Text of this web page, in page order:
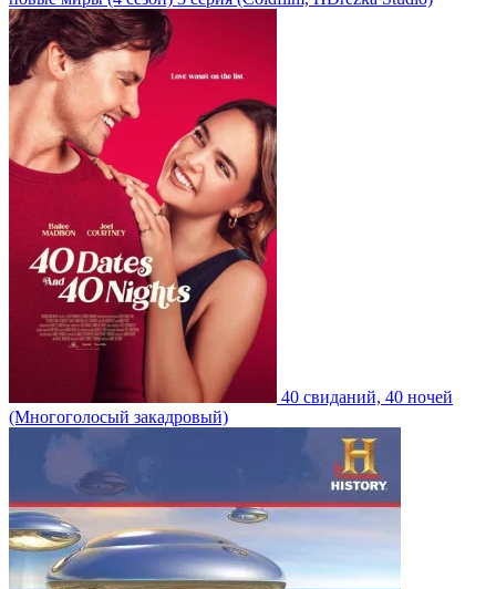
40 свиданий, 40 ночей
(Многоголосый закадровый)